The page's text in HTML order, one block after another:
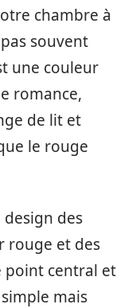
chambre à
souvent
une couleur
romance,
de lit et
le rouge
design des
rouge et des
point central et
mais